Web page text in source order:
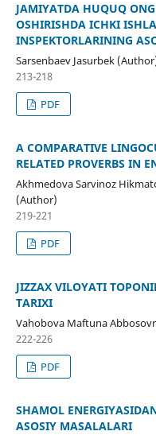
JAMIYATDA HUQUQ
OSHIRISHDA ICHKI
INSPEKTORLARINING
Sarsenbaev Jasurbek
213-218
PDF
A COMPARATIVE
RELATED PROVERBS IN
Akhmedova Sarvinoz
(Author)
219-221
PDF
JIZZAX VILOYATI
TARIXI
Vahobova Maftuna
222-226
PDF
SHAMOL
ASOSIY MASALALARI